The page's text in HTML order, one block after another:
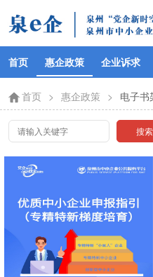
首页 惠企政策 企业诉求
首页 > 惠企政策 > 电子书
搜索